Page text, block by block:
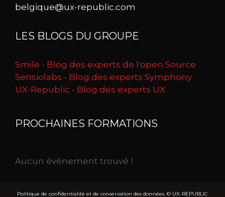
belgique@ux-republic.com
LES BLOGS DU GROUPE
Smile - Blog des experts de l'open Source
Sensiolabs - Blog des experts Symphony
UX-Republic - Blog des experts UX
PROCHAINES FORMATIONS
Aucun événement trouvé !
Politique de confidentialité et de conservation des données. © UX-REPUBLIC